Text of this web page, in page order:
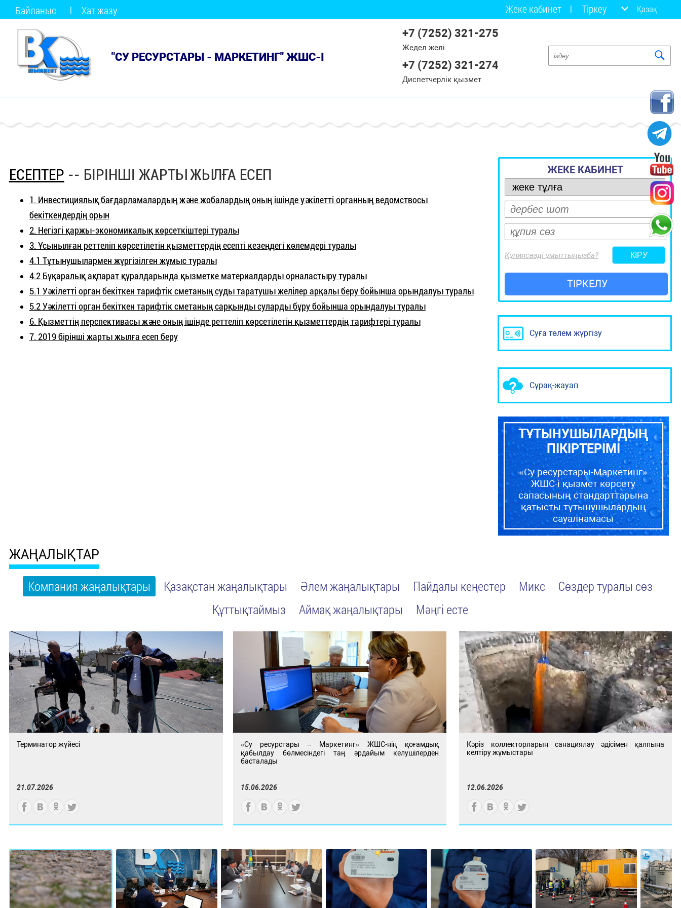
Байланыс Хат жазу Жеке кабинет Тіркеу Қазақ
"СУ РЕСУРСТАРЫ - МАРКЕТИНГ" ЖШС-І
+7 (7252) 321-275
Жедел желі
+7 (7252) 321-274
Диспетчерлік қызмет
ЕСЕПТЕР -- БІРІНШІ ЖАРТЫ ЖЫЛҒА ЕСЕП
1. Инвестициялық бағдарламалардың және жобалардың оның ішінде уәкілетті органның ведомствосы
бекіткендердің орын
2. Негізгі қаржы-экономикалық көрсеткіштері туралы
3. Ұсынылған реттеліп көрсетілетін қызметтердің есепті кезеңдегі көлемдері туралы
4.1 Тұтынушылармен жүргізілген жұмыс туралы
4.2 Бұқаралық ақпарат құралдарында қызметке материалдарды орналастыру туралы
5.1 Уәкілетті орган бекіткен тарифтік сметаның суды таратушы желілер арқалы беру бойынша орындалуы туралы
5.2 Уәкілетті орган бекіткен тарифтік сметаның сарқынды суларды бұру бойынша орындалуы туралы
6. Қызметтің перспективасы және оның ішінде реттеліп көрсетілетін қызметтердің тарифтері туралы
7. 2019 бірінші жарты жылға есеп беру
ЖЕКЕ КАБИНЕТ
Құпиясөзді ұмыттыңызба?
ТІРКЕЛУ
Суға төлем жүргізу
Сұрақ-жауап
ТҰТЫНУШЫЛАРДЫҢ
ПІКІРТЕРІМІ
«Су ресурстары-Маркетинг»
ЖШС-і қызмет көрсету
сапасының стандарттарына
қатысты тұтынушылардың
сауалнамасы
ЖАҢАЛЫҚТАР
Компания жаңалықтары Қазақстан жаңалықтары Әлем жаңалықтары Пайдалы кеңестер Микс
Сөздер туралы сөз
Құттықтаймыз
Аймақ жаңалықтары Мәңгі есте
Терминатор жүйесі
21.07.2026
«Су ресурстары – Маркетинг» ЖШС-нің қоғамдық
қабылдау бөлмесіндегі таң әрдайым келушілерден
басталады
15.06.2026
Кәріз коллекторларын санациялау әдісімен қалпына
келтіру жұмыстары
12.06.2026